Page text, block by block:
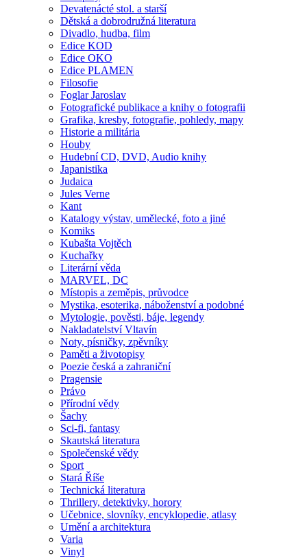
Devatenácté stol. a starší
Dětská a dobrodružná literatura
Divadlo, hudba, film
Edice KOD
Edice OKO
Edice PLAMEN
Filosofie
Foglar Jaroslav
Fotografické publikace a knihy o fotografii
Grafika, kresby, fotografie, pohledy, mapy
Historie a militária
Houby
Hudební CD, DVD, Audio knihy
Japanistika
Judaica
Jules Verne
Kant
Katalogy výstav, umělecké, foto a jiné
Komiks
Kubašta Vojtěch
Kuchařky
Literární věda
MARVEL, DC
Místopis a zeměpis, průvodce
Mystika, esoterika, náboženství a podobné
Mytologie, pověsti, báje, legendy
Nakladatelství Vltavín
Noty, písničky, zpěvníky
Paměti a životopisy
Poezie česká a zahraniční
Pragensie
Právo
Přírodní vědy
Šachy
Sci-fi, fantasy
Skautská literatura
Společenské vědy
Sport
Stará Říše
Technická literatura
Thrillery, detektivky, horory
Učebnice, slovníky, encyklopedie, atlasy
Umění a architektura
Varia
Vinyl